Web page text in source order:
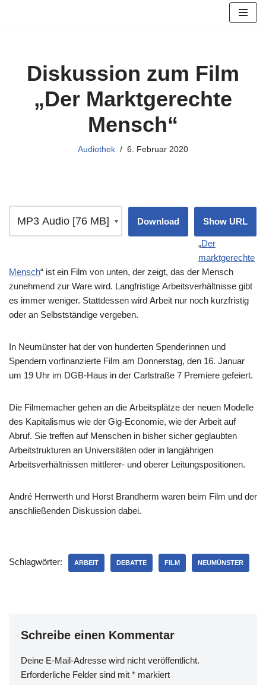
Diskussion zum Film
„Der Marktgerechte
Mensch“
Audiothek 6. Februar 2020
Download Show URL
„Der
marktgerechte
Mensch“ ist ein Film von unten, der zeigt, das der Mensch
zunehmend zur Ware wird. Langfristige Arbeitsverhältnisse gibt
es immer weniger. Stattdessen wird Arbeit nur noch kurzfristig
oder an Selbstständige vergeben.
In Neumünster hat der von hunderten Spenderinnen und
Spendern vorfinanzierte Film am Donnerstag, den 16. Januar
um 19 Uhr im DGB-Haus in der Carlstraße 7 Premiere gefeiert.
Die Filmemacher gehen an die Arbeitsplätze der neuen Modelle
des Kapitalismus wie der Gig-Economie, wie der Arbeit auf
Abruf. Sie treffen auf Menschen in bisher sicher geglaubten
Arbeitstrukturen an Universitäten oder in langjährigen
Arbeitsverhältnissen mittlerer- und oberer Leitungspositionen.
André Herrwerth und Horst Brandherm waren beim Film und der
anschließenden Diskussion dabei.
Schlagwörter: ARBEIT DEBATTE FILM NEUMÜNSTER
Schreibe einen Kommentar
Deine E-Mail-Adresse wird nicht veröffentlicht.
Erforderliche Felder sind mit * markiert